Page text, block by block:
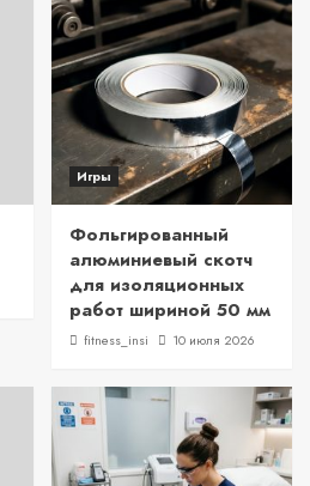
Игры
Фольгированный
алюминиевый скотч
для изоляционных
работ шириной 50 мм
fitness_insi 10 июля 2026